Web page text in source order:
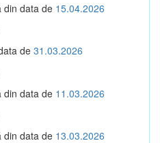
din data de 15.04.2026
de 31.03.2026
din data de 11.03.2026
din data de 13.03.2026